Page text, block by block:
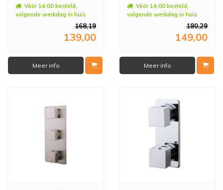
Vóór 14:00 besteld,
volgende werkdag in huis
168,19
139,00
Meer info
Vóór 14:00 besteld,
volgende werkdag in huis
180,29
149,00
Meer info